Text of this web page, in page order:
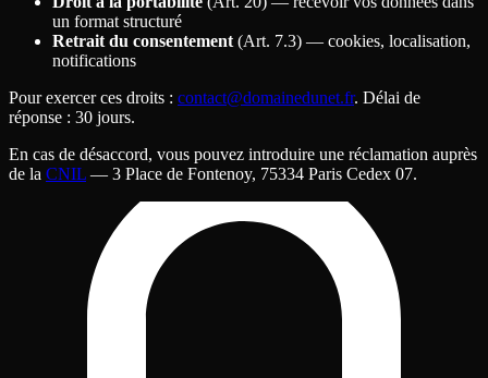
un format structuré
Retrait du consentement (Art. 7.3) — cookies, localisation,
notifications
Pour exercer ces droits : contact@domainedunet.fr. Délai de
réponse : 30 jours.
En cas de désaccord, vous pouvez introduire une réclamation auprès
de la CNIL — 3 Place de Fontenoy, 75334 Paris Cedex 07.